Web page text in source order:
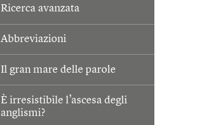
Ricerca avanzata
Abbreviazioni
Il gran mare delle parole
È irresistibile l’ascesa degli
anglismi?